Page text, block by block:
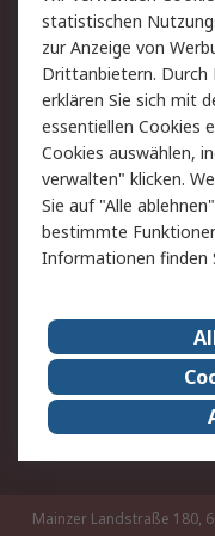
Hilfe
Rechtliches
AGB
Cookie-Richtlinie
Copyright/
Karriere bei RS
Qualität/
Event-Center
Mainzer Landstraße 180,
statistischen
zur Anzeige von
Drittanbietern. Durch
erklären Sie sich mit
essentiellen Cookies
Cookies auswählen,
verwalten" klicken.
Sie auf "Alle
bestimmte
Informationen finden